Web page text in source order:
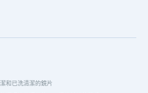
和已洗清潔的鏡片